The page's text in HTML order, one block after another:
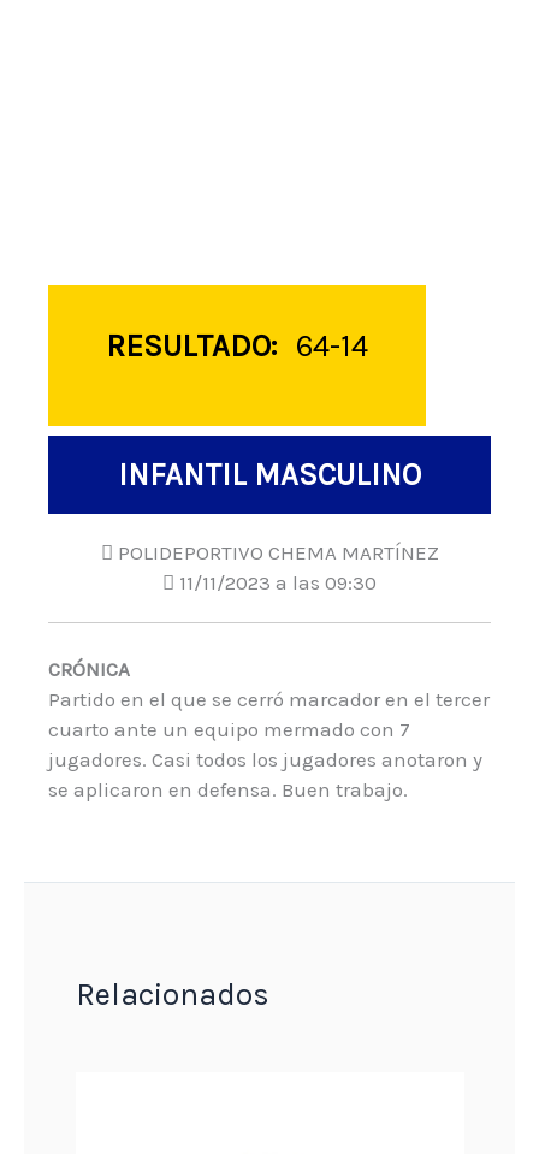
RESULTADO: 64-14
INFANTIL MASCULINO
POLIDEPORTIVO CHEMA MARTÍNEZ
11/11/2023 a las 09:30
CRÓNICA
Partido en el que se cerró marcador en el tercer
cuarto ante un equipo mermado con 7
jugadores. Casi todos los jugadores anotaron y
se aplicaron en defensa. Buen trabajo.
Relacionados